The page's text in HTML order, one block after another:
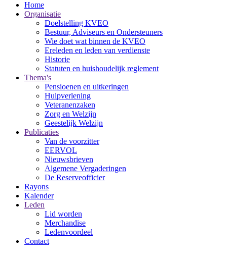
Home
Organisatie
Doelstelling KVEO
Bestuur, Adviseurs en Ondersteuners
Wie doet wat binnen de KVEO
Ereleden en leden van verdienste
Historie
Statuten en huishoudelijk reglement
Thema's
Pensioenen en uitkeringen
Hulpverlening
Veteranenzaken
Zorg en Welzijn
Geestelijk Welzijn
Publicaties
Van de voorzitter
EERVOL
Nieuwsbrieven
Algemene Vergaderingen
De Reserveofficier
Rayons
Kalender
Leden
Lid worden
Merchandise
Ledenvoordeel
Contact